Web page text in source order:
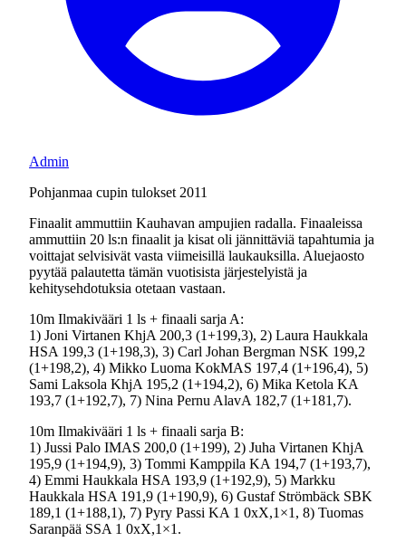
Admin
Pohjanmaa cupin tulokset 2011
Finaalit ammuttiin Kauhavan ampujien radalla. Finaaleissa
ammuttiin 20 ls:n finaalit ja kisat oli jännittäviä tapahtumia ja
voittajat selvisivät vasta viimeisillä laukauksilla. Aluejaosto
pyytää palautetta tämän vuotisista järjestelyistä ja
kehitysehdotuksia otetaan vastaan.
10m Ilmakivääri 1 ls + finaali sarja A:
1) Joni Virtanen KhjA 200,3 (1+199,3), 2) Laura Haukkala
HSA 199,3 (1+198,3), 3) Carl Johan Bergman NSK 199,2
(1+198,2), 4) Mikko Luoma KokMAS 197,4 (1+196,4), 5)
Sami Laksola KhjA 195,2 (1+194,2), 6) Mika Ketola KA
193,7 (1+192,7), 7) Nina Pernu AlavA 182,7 (1+181,7).
10m Ilmakivääri 1 ls + finaali sarja B:
1) Jussi Palo IMAS 200,0 (1+199), 2) Juha Virtanen KhjA
195,9 (1+194,9), 3) Tommi Kamppila KA 194,7 (1+193,7),
4) Emmi Haukkala HSA 193,9 (1+192,9), 5) Markku
Haukkala HSA 191,9 (1+190,9), 6) Gustaf Strömbäck SBK
189,1 (1+188,1), 7) Pyry Passi KA 1 0xX,1×1, 8) Tuomas
Saranpää SSA 1 0xX,1×1.